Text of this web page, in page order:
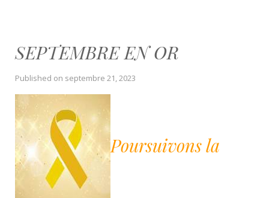
SEPTEMBRE EN OR
Published on septembre 21, 2023
Poursuivons la